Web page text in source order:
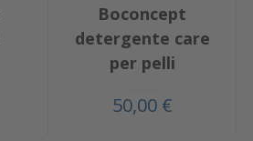
Boconcept
detergente care
per pelli
50,00 €